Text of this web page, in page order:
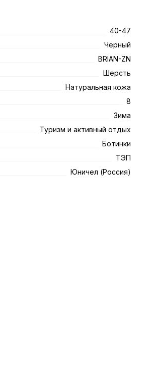
40-47
Черный
BRIAN-ZN
Шерсть
Натуральная кожа
8
Зима
Туризм и активный отдых
Ботинки
ТЭП
Юничел (Россия)